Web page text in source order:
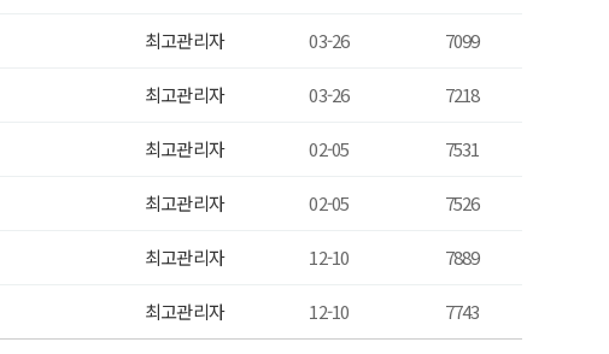
최고관리자 03-26 7099
최고관리자 03-26 7218
최고관리자 02-05 7531
최고관리자 02-05 7526
최고관리자 12-10 7889
최고관리자 12-10 7743